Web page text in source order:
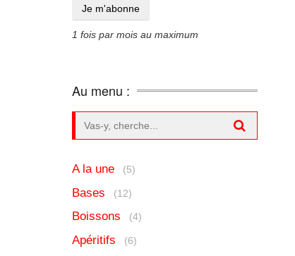
1 fois par mois au maximum
Au menu :
A la une (5)
Bases (12)
Boissons (4)
Apéritifs (6)